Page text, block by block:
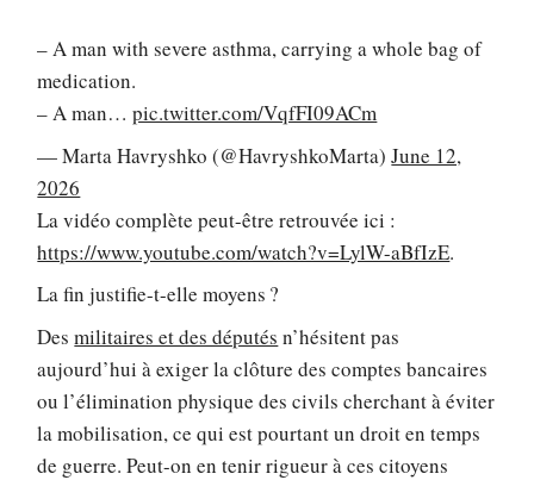
– A man with severe asthma, carrying a whole bag of
medication.
– A man…pic.twitter.com/VqfFI09ACm
— Marta Havryshko (@HavryshkoMarta)June 12,
2026
La vidéo complète peut-être retrouvée ici :
https://www.youtube.com/watch?v=LylW-aBfIzE.
La fin justifie-t-elle moyens ?
Desmilitaires et des députés n’hésitent pas
aujourd’hui à exiger la clôture des comptes bancaires
ou l’élimination physique des civils cherchant à éviter
la mobilisation, ce qui est pourtant un droit en temps
de guerre. Peut-on en tenir rigueur à ces citoyens